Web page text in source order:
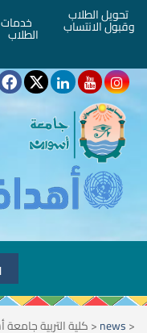
تحويل الطلاب
وقبول الانتساب خدمات
الطلاب
<
news
<كلية التربية